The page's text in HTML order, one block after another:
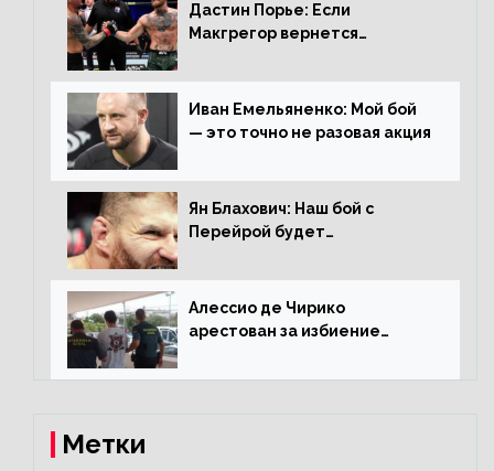
Дастин Порье: Если
Макгрегор вернется
раунда на Чендлера
Иван Емельяненко: Мой бой
— это точно не разовая акция
Ян Блахович: Наш бой с
Перейрой будет
Алессио де Чирико
арестован за избиение
Метки